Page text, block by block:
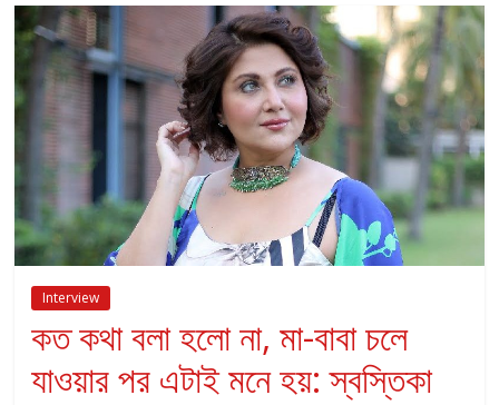
Interview
কত কথা বলা হলো না, মা-বাবা চলে
যাওয়ার পর এটাই মনে হয়: স্বস্তিকা